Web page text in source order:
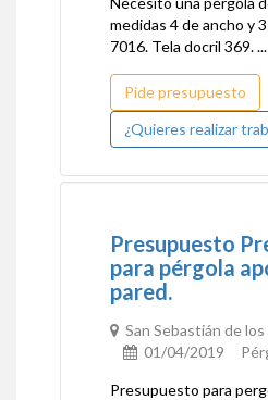
medidas 4 de ancho y
7016. Tela docril 369. ...
Pide presupuesto
¿Quieres realizar
Presupuesto
para pérgola
pared.
San Sebastián de
01/04/2019
Presupuesto para